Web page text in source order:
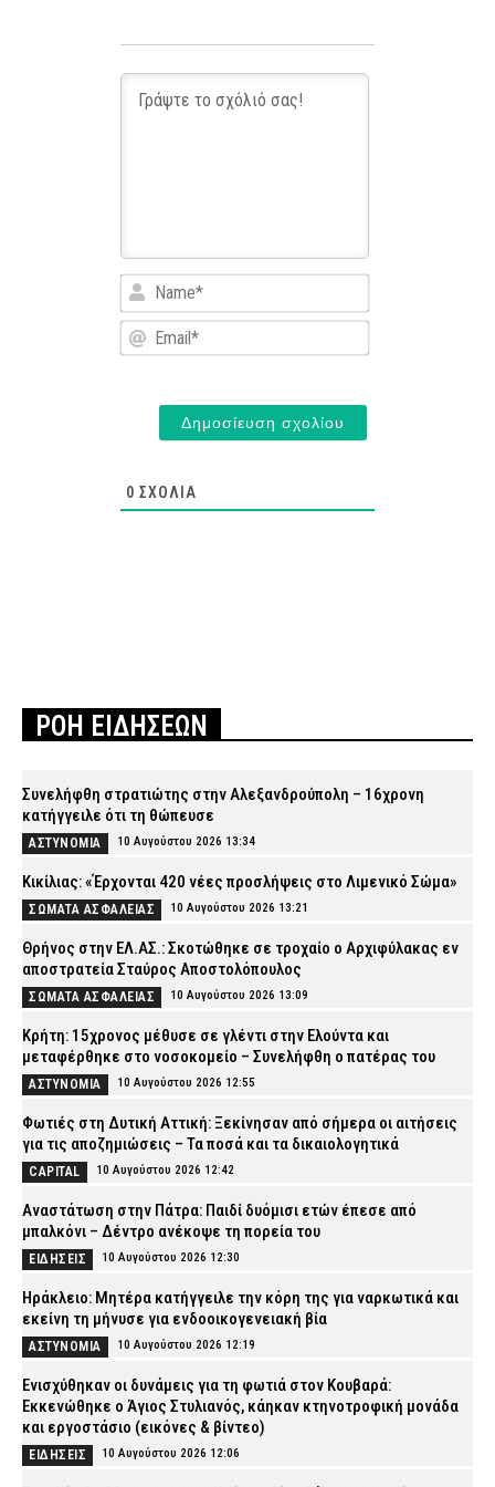
Name*
Email*
0 ΣΧΌΛΙΑ
ΡΟΗ ΕΙΔΗΣΕΩΝ
Συνελήφθη στρατιώτης στην Αλεξανδρούπολη – 16χρονη
κατήγγειλε ότι τη θώπευσε
ΑΣΤΥΝΟΜΙΑ 10 Αυγούστου 2026 13:34
Κικίλιας: «Έρχονται 420 νέες προσλήψεις στο Λιμενικό Σώμα»
ΣΩΜΑΤΑ ΑΣΦΑΛΕΙΑΣ 10 Αυγούστου 2026 13:21
Θρήνος στην ΕΛ.ΑΣ.: Σκοτώθηκε σε τροχαίο ο Αρχιφύλακας εν
αποστρατεία Σταύρος Αποστολόπουλος
ΣΩΜΑΤΑ ΑΣΦΑΛΕΙΑΣ 10 Αυγούστου 2026 13:09
Κρήτη: 15χρονος μέθυσε σε γλέντι στην Ελούντα και
μεταφέρθηκε στο νοσοκομείο – Συνελήφθη ο πατέρας του
ΑΣΤΥΝΟΜΙΑ 10 Αυγούστου 2026 12:55
Φωτιές στη Δυτική Αττική: Ξεκίνησαν από σήμερα οι αιτήσεις
για τις αποζημιώσεις – Τα ποσά και τα δικαιολογητικά
CAPITAL 10 Αυγούστου 2026 12:42
Αναστάτωση στην Πάτρα: Παιδί δυόμισι ετών έπεσε από
μπαλκόνι – Δέντρο ανέκοψε τη πορεία του
ΕΙΔΗΣΕΙΣ 10 Αυγούστου 2026 12:30
Ηράκλειο: Μητέρα κατήγγειλε την κόρη της για ναρκωτικά και
εκείνη τη μήνυσε για ενδοοικογενειακή βία
ΑΣΤΥΝΟΜΙΑ 10 Αυγούστου 2026 12:19
Ενισχύθηκαν οι δυνάμεις για τη φωτιά στον Κουβαρά:
Εκκενώθηκε ο Άγιος Στυλιανός, κάηκαν κτηνοτροφική μονάδα
και εργοστάσιο (εικόνες & βίντεο)
ΕΙΔΗΣΕΙΣ 10 Αυγούστου 2026 12:06